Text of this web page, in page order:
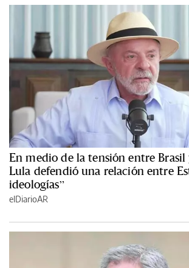
En medio de la tensión entre
Lula defendió una relación entre
ideologías”
elDiarioAR